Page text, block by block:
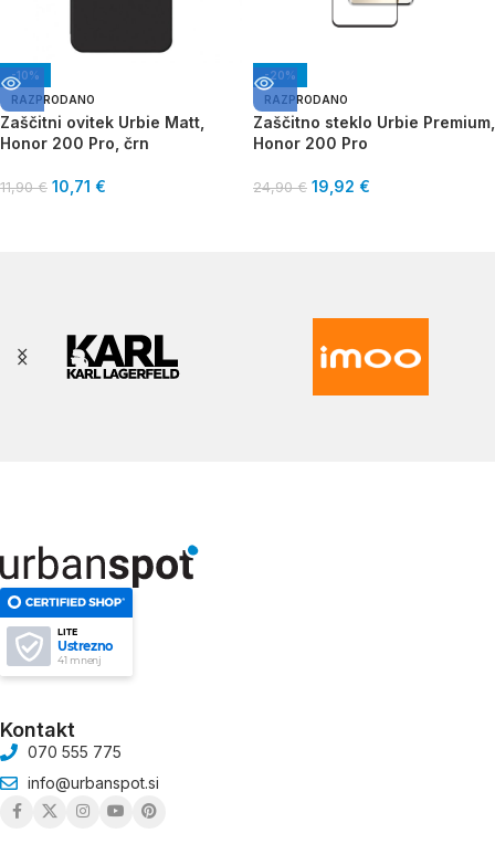
-10%
RAZPRODANO
Zaščitni ovitek Urbie Matt,
Honor 200 Pro, črn
11,90€ 10,71 €
-20%
RAZPRODANO
Zaščitno steklo Urbie Premium,
Honor 200 Pro
24,90€ 19,92 €
LITE
Ustrezno
41 mnenj
Kontakt
070 555 775
info@urbanspot.si